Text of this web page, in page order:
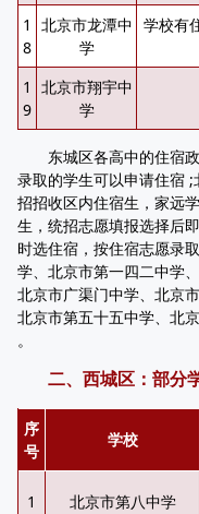
1
8
北京市龙潭中
学
学校有
1
9
北京市翔宇中
学
东城区各高中的住宿政
录取的学生可以申请住宿
招招收区内住宿生，家远
生，统招志愿填报选择后
时选住宿，按住宿志愿录
学、北京市第一四二中学
北京市广渠门中学、北京
北京市第五十五中学、北
。
二、西城区：部分
序
号
学校
1 北京市第八中学